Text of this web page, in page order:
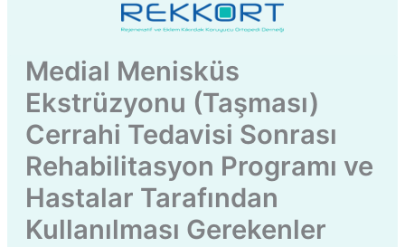
Medial Menisküs
Ekstrüzyonu (Taşması)
Cerrahi Tedavisi Sonrası
Rehabilitasyon Programı ve
Hastalar Tarafından
Kullanılması Gerekenler